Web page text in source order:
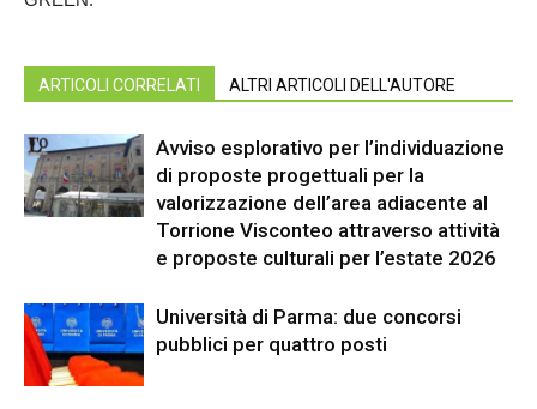
ARTICOLI CORRELATI ALTRI ARTICOLI DELL'AUTORE
Avviso esplorativo per l’individuazione
di proposte progettuali per la
valorizzazione dell’area adiacente al
Torrione Visconteo attraverso attività
e proposte culturali per l’estate 2026
Università di Parma: due concorsi
pubblici per quattro posti